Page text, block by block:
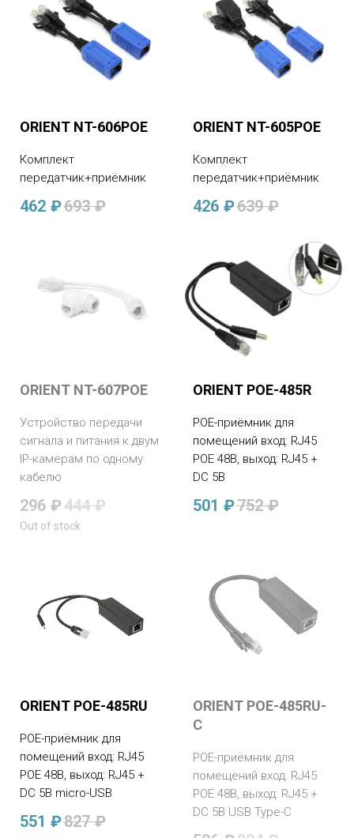
ORIENT NT-606POE
Комплект
передатчик+приёмник
462 ₽693 ₽
ORIENT NT-605POE
Комплект
передатчик+приёмник
426 ₽639 ₽
ORIENT NT-607POE
Устройство передачи
сигнала и питания к двум
IP-камерам по одному
кабелю
296 ₽444 ₽
Out of stock
ORIENT POE-485R
POE-приёмник для
помещений вход: RJ45
POE 48В, выход: RJ45 +
DC 5В
501 ₽752 ₽
ORIENT POE-485RU
POE-приёмник для
помещений вход: RJ45
POE 48В, выход: RJ45 +
DC 5В micro-USB
551 ₽827 ₽
ORIENT POE-485RU-
C
POE-приёмник для
помещений вход: RJ45
POE 48В, выход: RJ45 +
DC 5В USB Type-C